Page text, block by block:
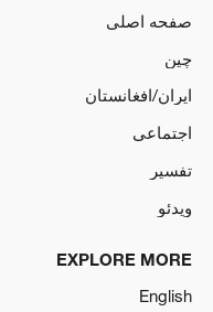
صفحه اصلی
چین
ایران/افغانستان
اجتماعی
تفسیر
ویدئو
EXPLORE MORE
English